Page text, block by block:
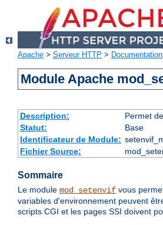
Apache > Serveur HTTP > Documentation
Module Apache
Description:
Permet
Statut:
Base
Identificateur de Module:
Fichier Source:
Sommaire
Le module mod_setenvif vous
variables d'environnement peuvent
scripts CGI et les pages SSI doivent